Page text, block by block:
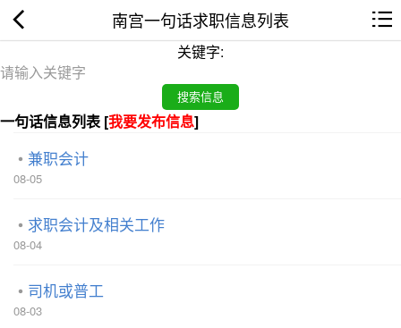
南宫一句话求职信息列表
关键字:
一句话信息列表 [我要发布信息]
兼职会计
08-05
求职会计及相关工作
08-04
司机或普工
08-03